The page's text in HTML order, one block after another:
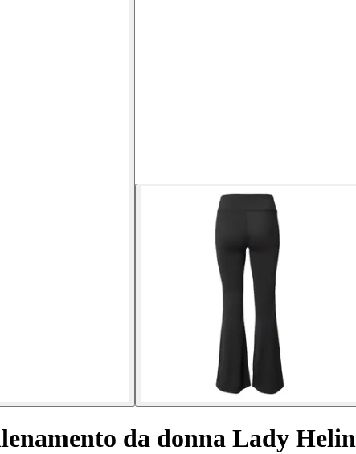
da donna Lady